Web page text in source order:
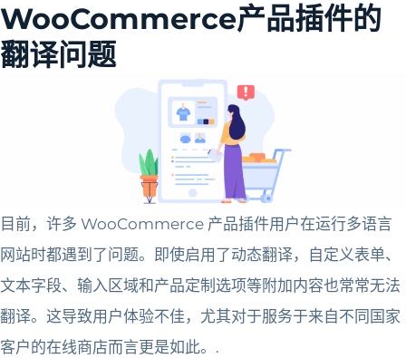
WooCommerce产品插件的
翻译问题
目前，许多 WooCommerce 产品插件用户在运行多语言
网站时都遇到了问题。即使启用了动态翻译，自定义表单、
文本字段、输入区域和产品定制选项等附加内容也常常无法
翻译。这导致用户体验不佳，尤其对于服务于来自不同国家
客户的在线商店而言更是如此。.